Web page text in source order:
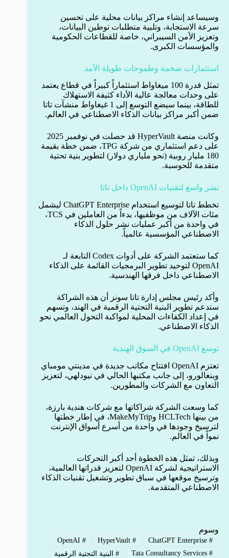
وسيساعد إنشاء مراكز بيانات محلية على تحسين
سرعة الاستجابة، وتلبية متطلبات توطين البيانات،
وتعزيز الأمن السيبراني، خاصة للقطاعات الحكومية
والمؤسسات الكبرى.
استثمارات ضخمة وطموحات طويلة الأمد
تمثل قدرة 100 ميغاواط استثماراً كبيراً في قطاع يعتمد
على وحدات معالجة عالية الأداء كثيفة الاستهلاك
للطاقة، بينما سيضع التوسع إلى 1 غيغاواط منشآت تاتا
ضمن أكبر مراكز بيانات الذكاء الاصطناعي في العالم.
وكانت منصة HyperVault قد حصلت في نوفمبر 2025
على دعم استثماري من شركة TPG، ضمن خطة بقيمة
180 مليار روبية (نحو ملياري دولار) لتطوير بنية تحتية
متقدمة للحوسبة.
نشر واسع لتقنيات OpenAI داخل تاتا
تخطط تاتا لتوسيع استخدام ChatGPT Enterprise ليشمل
مئات الآلاف من موظفيها، بدءاً من العاملين في TCS،
في واحدة من أكبر عمليات نشر حلول الذكاء
الاصطناعي المؤسسية عالمياً.
كما ستعتمد الشركة على أدوات Codex التابعة لـ
OpenAI لتوحيد تطوير البرمجيات القائمة على الذكاء
الاصطناعي داخل فرقها الهندسية.
وأكد رئيس مجلس إدارة تاتا سونز أن هذه الشراكة
ستدعم تطوير البنية التحتية الرقمية في الهند، وتسهم
في إعداد الكفاءات المحلية لمواكبة التحول العالمي نحو
الذكاء الاصطناعي.
توسع OpenAI في السوق الهندية
تعتزم OpenAI افتتاح مكاتب جديدة في مدينتي مومباي
وبنغالورو، إلى جانب مكتبها الحالي في نيودلهي، لتعزيز
التعاون مع الشركات والمطورين.
كما وسعت الشركة شراكاتها مع شركات هندية بارزة،
من بينها HCLTech وMakeMyTrip، في إطار خطتها
لترسيخ وجودها في واحدة من أسرع أسواق الإنترنت
نمواً في العالم.
وبذلك، تمثل هذه الخطوة أحد أكبر التحركات
الاستراتيجية لشركة OpenAI لتعزيز قدراتها العالمية،
وترسيخ موقعها في سباق تطوير وتشغيل تقنيات الذكاء
الاصطناعي المتقدمة.
وسوم
#
ChatGPT Enterprise
#
HyperVault
#
#
Tata Consultancy Services
#البنية التحتية الرقمية